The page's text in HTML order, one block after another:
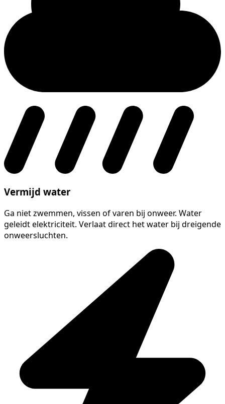
Vermijd water
Ga niet zwemmen, vissen of varen bij onweer. Water
geleidt elektriciteit. Verlaat direct het water bij dreigende
onweersluchten.